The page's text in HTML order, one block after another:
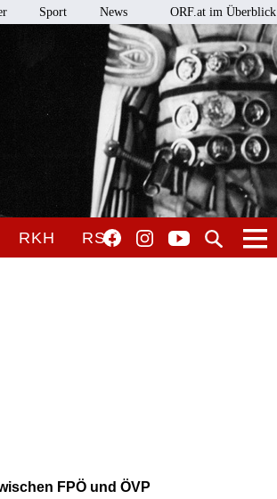
Sport News ORF.at im Überblick
RKH RSO
FPÖ und ÖVP